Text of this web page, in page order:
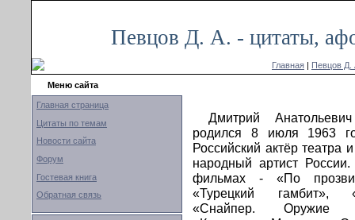
Певцов Д. А. - цитаты,
Главная | Певцов Д.
Меню сайта
Главная страница
Цитаты по темам
Новости сайта
Форум
Гостевая книга
Обратная связь
Дмитрий
родился 8 июля 1963
Российский актёр театра
народный артист
фильмах - «По
«Турецкий гамбит»,
«Снайпер. Оружие